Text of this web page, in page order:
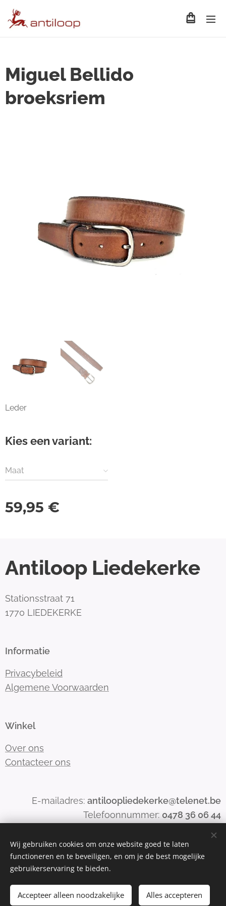
Miguel Bellido
broeksriem
Leder
Kies een variant:
Maat
59,95 €
Toevoegen aan de winkelwagen
Antiloop Liedekerke
Stationsstraat 71
1770 LIEDEKERKE
Informatie
Privacybeleid
Algemene Voorwaarden
Winkel
Over ons
Contacteer ons
E-mailadres: antiloopliedekerke@telenet.be
Telefoonnummer: 0478 36 06 44
Mogelijk gemaakt doorWebnode Cookies
Wij gebruiken cookies om onze website goed te laten
functioneren en te beveiligen, en om je de best mogelijke
gebruikerservaring te bieden.
Accepteer alleen noodzakelijke Alles accepteren